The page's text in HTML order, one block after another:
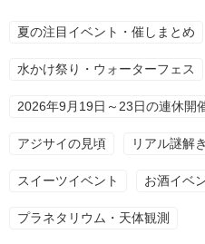
夏の注目イベント・催しまとめ
水かけ祭り・ウォーターフェス
2026年9月19日～23日の連休開
アジサイの見頃 リアル謎解
スイーツイベント お酒イベ
プラネタリウム・天体観測